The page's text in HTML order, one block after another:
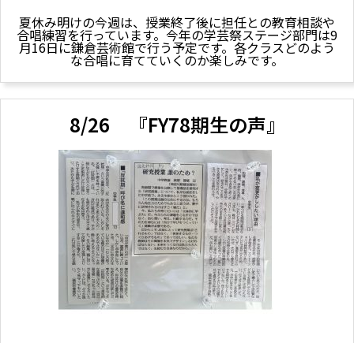
夏休み明けの今週は、授業終了後に担任との教育相談や
合唱練習を行っています。今年の学芸祭ステージ部門は9
月16日に鎌倉芸術館で行う予定です。各クラスどのよう
な合唱に育てていくのか楽しみです。
8/26 『FY78期生の声』